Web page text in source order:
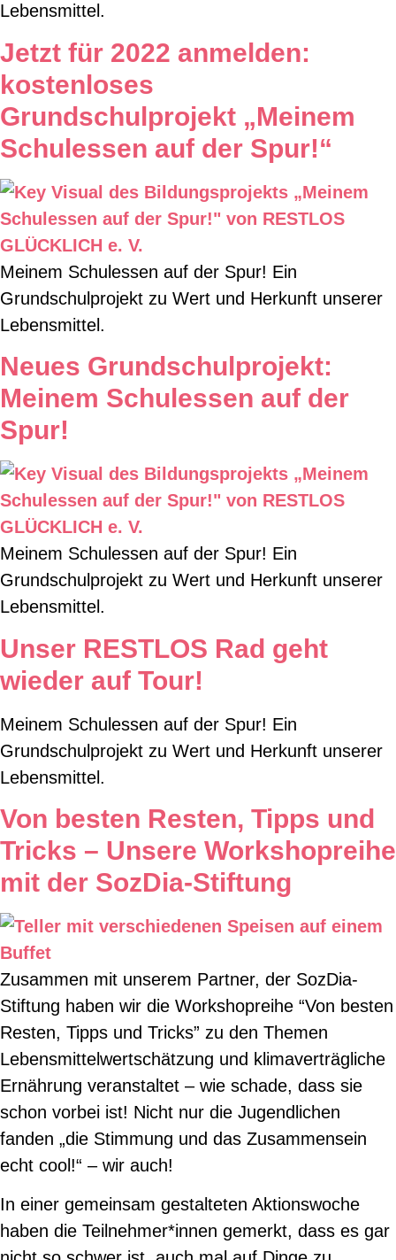
Lebensmittel.
Jetzt für 2022 anmelden:
kostenloses
Grundschulprojekt „Meinem
Schulessen auf der Spur!“
Meinem Schulessen auf der Spur! Ein
Grundschulprojekt zu Wert und Herkunft unserer
Lebensmittel.
Neues Grundschulprojekt:
Meinem Schulessen auf der
Spur!
Meinem Schulessen auf der Spur! Ein
Grundschulprojekt zu Wert und Herkunft unserer
Lebensmittel.
Unser RESTLOS Rad geht
wieder auf Tour!
Meinem Schulessen auf der Spur! Ein
Grundschulprojekt zu Wert und Herkunft unserer
Lebensmittel.
Von besten Resten, Tipps und
Tricks – Unsere Workshopreihe
mit der SozDia-Stiftung
Zusammen mit unserem Partner, der SozDia-
Stiftung haben wir die Workshopreihe “Von besten
Resten, Tipps und Tricks” zu den Themen
Lebensmittelwertschätzung und klimaverträgliche
Ernährung veranstaltet – wie schade, dass sie
schon vorbei ist! Nicht nur die Jugendlichen
fanden „die Stimmung und das Zusammensein
echt cool!“ – wir auch!
In einer gemeinsam gestalteten Aktionswoche
haben die Teilnehmer*innen gemerkt, dass es gar